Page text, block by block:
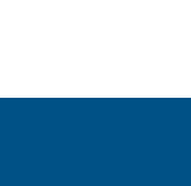
légales